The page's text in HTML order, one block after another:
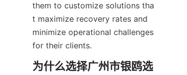
them to customize solutions tha
t maximize recovery rates and
minimize operational challenges
for their clients.
为什么选择广州市银鸥选